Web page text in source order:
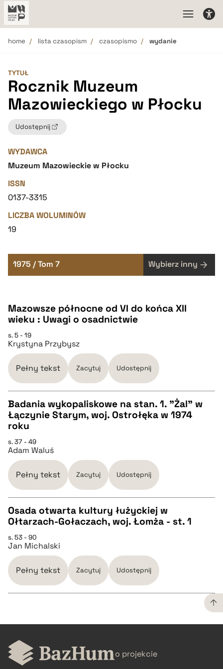
home lista czasopism czasopismo wydanie
TYTUŁ
Rocznik Muzeum
Mazowieckiego w Płocku
Udostępnij
WYDAWCA
Muzeum Mazowieckie w Płocku
ISSN
0137-3315
LICZBA WOLUMINÓW
19
1975 / Tom 7 Wybierz inny
Mazowsze północne od VI do końca XII
wieku : Uwagi o osadnictwie
s. 5 - 19
Krystyna Przybysz
Pełny tekst Zacytuj Udostępnij
CZYSTY TEKST
pobierz cytat
BIBTEX
pobierz cytat
Badania wykopaliskowe na stan. 1. "Żal" w
Łączynie Starym, woj. Ostrołęka w 1974
roku
s. 37 - 49
Adam Waluś
Pełny tekst Zacytuj Udostępnij
pobierz cytat
BIBTEX
Osada otwarta kultury łużyckiej w
Ołtarzach-Gołaczach, woj. Łomża - st. 1
s. 53 - 90
Jan Michalski
Pełny tekst Zacytuj Udostępnij
CZYSTY TEKST
pobierz cytat o projekcie